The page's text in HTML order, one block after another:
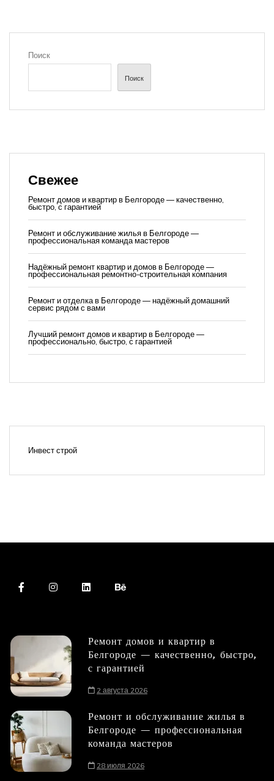
Поиск
Поиск
Свежее
Ремонт домов и квартир в Белгороде — качественно,
быстро, с гарантией
Ремонт и обслуживание жилья в Белгороде —
профессиональная команда мастеров
Надёжный ремонт квартир и домов в Белгороде —
профессиональная ремонтно-строительная компания
Ремонт и отделка в Белгороде — надёжный домашний
сервис рядом с вами
Лучший ремонт домов и квартир в Белгороде —
профессионально, быстро, с гарантией
Инвест строй
Ремонт домов и квартир в
Белгороде — качественно, быстро,
с гарантией
2 августа 2026
Ремонт и обслуживание жилья в
Белгороде — профессиональная
команда мастеров
28 июля 2026